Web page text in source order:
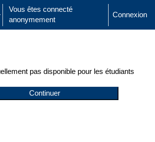
la saisie de recherche
Vous êtes connecté
anonymement
Connexion
pas disponible pour les étudiants
Continuer